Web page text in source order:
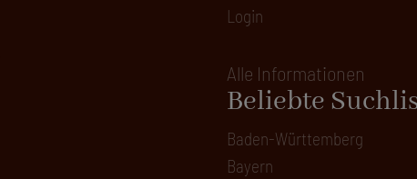
Login
Alle Informationen
Beliebte
Baden-Württemberg
Bayern